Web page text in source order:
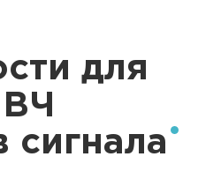
для
сигнала